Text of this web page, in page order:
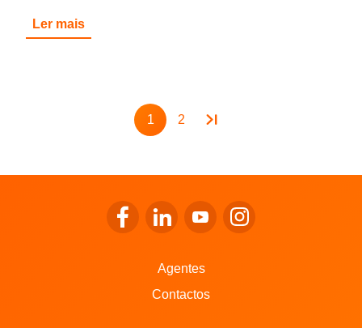
Ler mais
Pagination
Page
1 Page
2
Ir para o Facebook da LALUX
Ir para o LinkedIn da LALUX
Ir para o YouTube da
Ir para o Instagram
Agentes
Contactos